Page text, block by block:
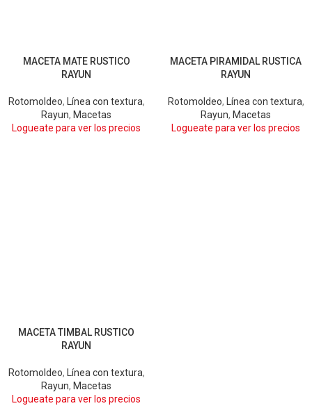
ARENA
BLANCO
CHOCOLATE
MACETA MATE RUSTICO
RAYUN
Rotomoldeo, Línea con textura,
Rayun, Macetas
Logueate para ver los precios
ARENA CHOCOLATE
GRIS
GRIS OSCURO
MACETA PIRAMIDAL RUSTICA
RAYUN
Rotomoldeo, Línea con textura,
Rayun, Macetas
Logueate para ver los precios
ARENA
BLANCO
CHOCOLATE
MACETA TIMBAL RUSTICO
RAYUN
Rotomoldeo, Línea con textura,
Rayun, Macetas
Logueate para ver los precios